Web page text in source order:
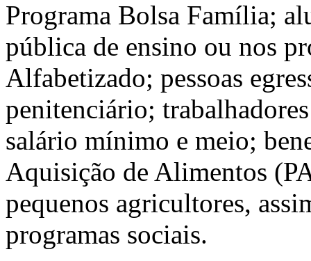
Programa Bolsa Família;
pública de ensino ou nos
Alfabetizado; pessoas
penitenciário;
salário mínimo e meio;
Aquisição de Alimentos
pequenos agricultores,
programas sociais.